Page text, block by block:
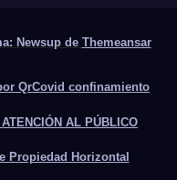
Newsup de Themeansar
QrCovid confinamiento
AL PÚBLICO
Propiedad Horizontal